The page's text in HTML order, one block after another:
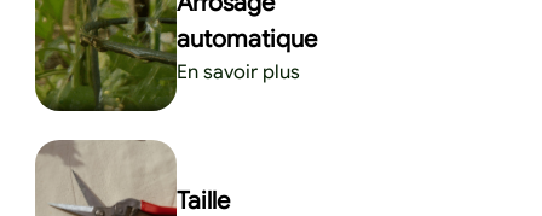
automatique
En savoir plus
Taille